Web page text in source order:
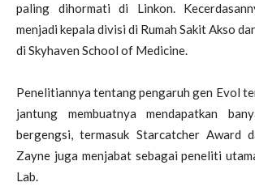
paling dihormati di Linkon.
menjadi kepala divisi di Rumah Sakit Akso
di Skyhaven School of Medicine.
Penelitiannya tentang pengaruh gen Evol
jantung membuatnya mendapatkan
bergengsi, termasuk Starcatcher Award
Zayne juga menjabat sebagai peneliti
Lab.